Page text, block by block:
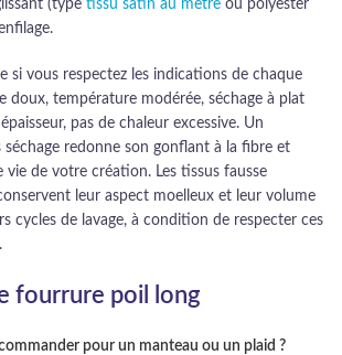
(type tissu satin au mètre ou polyester
si vous respectez les indications de chaque
doux, température modérée, séchage à plat
pas de chaleur excessive. Un
séchage redonne son gonflant à la fibre et
vie de votre création. Les tissus fausse
leur aspect moelleux et leur volume
cycles de lavage, à condition de respecter ces
fourrure poil long
pour un manteau ou un plaid ?